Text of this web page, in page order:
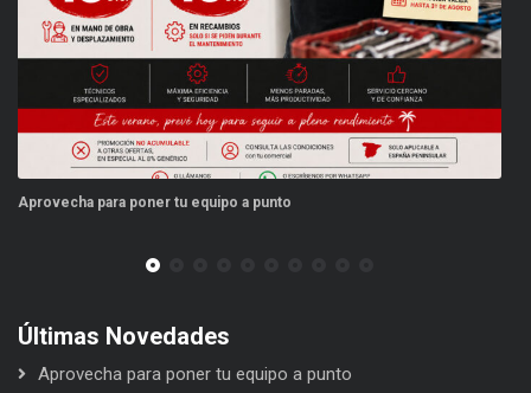
Aprovecha para poner tu equipo a punto
Últimas Novedades
Aprovecha para poner tu equipo a punto